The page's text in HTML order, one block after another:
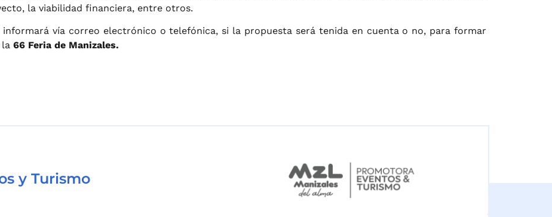
la viabilidad financiera, entre otros.
informará vía correo electrónico o telefónica, si la propuesta será tenida en cuenta o no, para formar
66 Feria de Manizales.
y Turismo